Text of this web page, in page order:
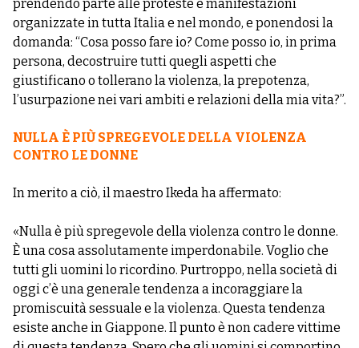
prendendo parte alle proteste e manifestazioni
organizzate in tutta Italia e nel mondo, e ponendosi la
domanda: “Cosa posso fare io? Come posso io, in prima
persona, decostruire tutti quegli aspetti che
giustificano o tollerano la violenza, la prepotenza,
l’usurpazione nei vari ambiti e relazioni della mia vita?”.
NULLA È PIÙ SPREGEVOLE DELLA VIOLENZA
CONTRO LE DONNE
In merito a ciò, il maestro Ikeda ha affermato:
«Nulla è più spregevole della violenza contro le donne.
È una cosa assolutamente imperdonabile. Voglio che
tutti gli uomini lo ricordino. Purtroppo, nella società di
oggi c’è una generale tendenza a incoraggiare la
promiscuità sessuale e la violenza. Questa tendenza
esiste anche in Giappone. Il punto è non cadere vittime